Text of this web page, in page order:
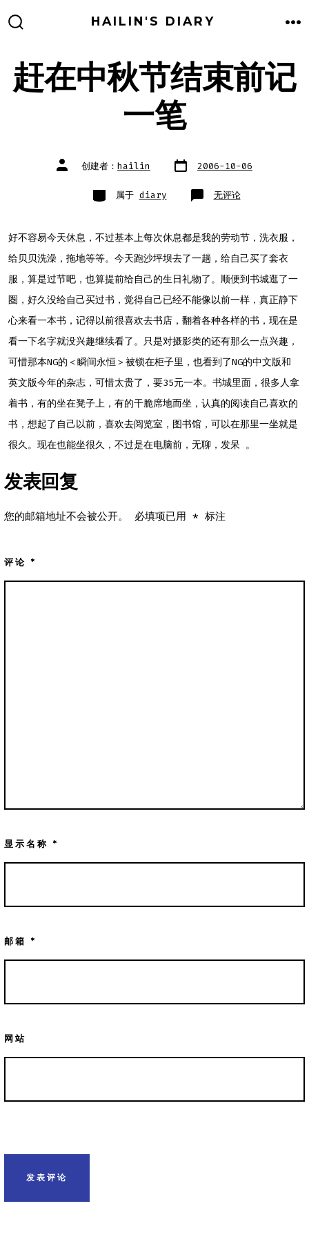
关
HAILIN'S DIARY
赶在中秋节结束前记
一笔
文
章 创建者： hailin 文
章
2006-10-06
类
别 属于 diary 赶
在
结
束
前
记
笔
无评论
好不容易今天休息，不过基本上每次休息都是我的劳动节，洗衣服，
给贝贝洗澡，拖地等等。今天跑沙坪坝去了一趟，给自己买了套衣
服，算是过节吧，也算提前给自己的生日礼物了。顺便到书城逛了一
圏，好久没给自己买过书，觉得自己已经不能像以前一样，真正静下
心来看一本书，记得以前很喜欢去书店，翻着各种各样的书，现在是
看一下名字就没兴趣继续看了。只是对摄影类的还有那么一点兴趣，
可惜那本NG的＜瞬间永恒＞被锁在柜子里，也看到了NG的中文版和
英文版今年的杂志，可惜太贵了，要35元一本。书城里面，很多人拿
着书，有的坐在凳子上，有的干脆席地而坐，认真的阅读自己喜欢的
书，想起了自己以前，喜欢去阅览室，图书馆，可以在那里一坐就是
很久。现在也能坐很久，不过是在电脑前，无聊，发呆 。
发表回复
您的邮箱地址不会被公开。 必填项已用* 标注
评论*
显示名称*
邮箱*
网站